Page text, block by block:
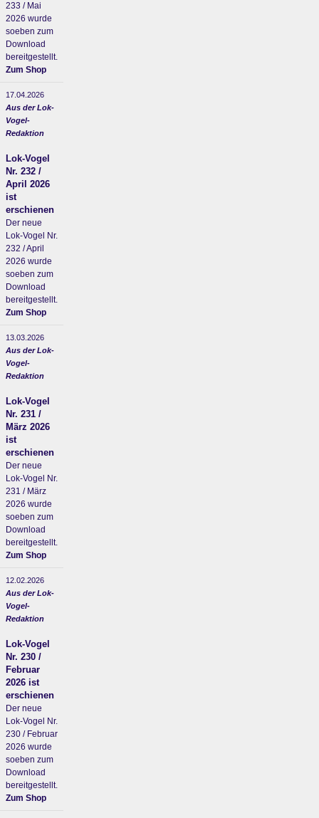
233 / Mai
2026 wurde
soeben zum
Download
bereitgestellt.
Zum Shop
17.04.2026
Aus der Lok-
Vogel-
Redaktion
Lok-Vogel
Nr. 232 /
April 2026
ist
erschienen
Der neue
Lok-Vogel Nr.
232 / April
2026 wurde
soeben zum
Download
bereitgestellt.
Zum Shop
13.03.2026
Aus der Lok-
Vogel-
Redaktion
Lok-Vogel
Nr. 231 /
März 2026
ist
erschienen
Der neue
Lok-Vogel Nr.
231 / März
2026 wurde
soeben zum
Download
bereitgestellt.
Zum Shop
12.02.2026
Aus der Lok-
Vogel-
Redaktion
Lok-Vogel
Nr. 230 /
Februar
2026 ist
erschienen
Der neue
Lok-Vogel Nr.
230 / Februar
2026 wurde
soeben zum
Download
bereitgestellt.
Zum Shop